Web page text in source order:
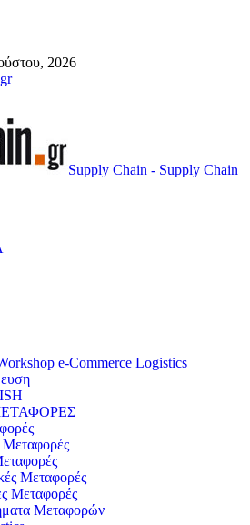
2026
Supply Chain - Supply Chain
e-Commerce Logistics
Μεταφορές
Μεταφορές
Μεταφορές
Μεταφορών